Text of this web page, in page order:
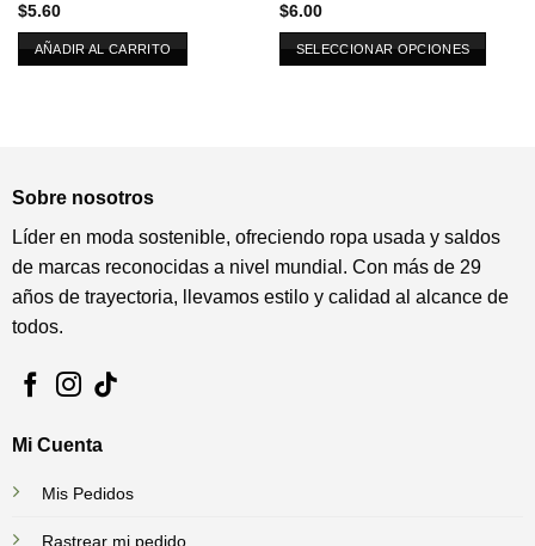
$5.60
AÑADIR AL CARRITO
$6.00
SELECCIONAR OPCIONES
opciones
pueden
elegir
Sobre nosotros
Líder en moda sostenible, ofreciendo ropa usada y saldos
de marcas reconocidas a nivel mundial. Con más de 29
años de trayectoria, llevamos estilo y calidad al alcance de
todos.
Mi Cuenta
Mis Pedidos
Rastrear mi pedido